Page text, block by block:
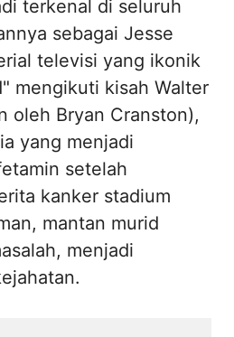
terkenal di seluruh
sebagai Jesse
televisi yang ikonik
mengikuti kisah Walter
oleh Bryan Cranston),
yang menjadi
setelah
kanker stadium
mantan murid
menjadi